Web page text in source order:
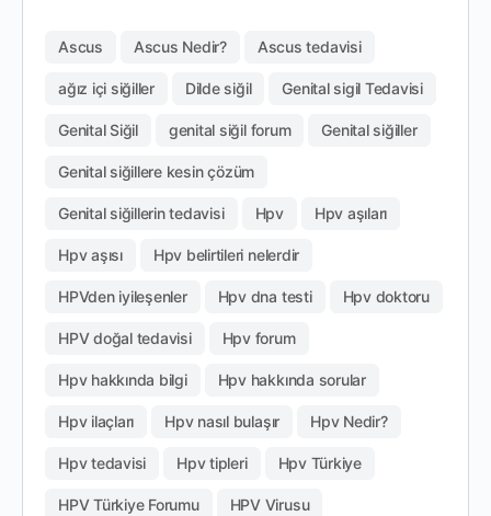
Ascus Ascus Nedir? Ascus tedavisi
ağız içi siğiller Dilde siğil Genital sigil Tedavisi
Genital Siğil genital siğil forum Genital siğiller
Genital siğillere kesin çözüm
Genital siğillerin tedavisi Hpv Hpv aşıları
Hpv aşısı Hpv belirtileri nelerdir
HPVden iyileşenler Hpv dna testi Hpv doktoru
HPV doğal tedavisi Hpv forum
Hpv hakkında bilgi Hpv hakkında sorular
Hpv ilaçları Hpv nasıl bulaşır Hpv Nedir?
Hpv tedavisi Hpv tipleri Hpv Türkiye
HPV Türkiye Forumu HPV Virusu